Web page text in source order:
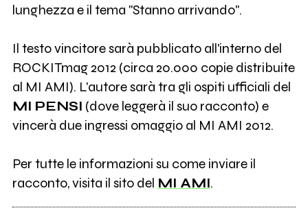
lunghezza e il tema "Stanno arrivando".
Il testo vincitore sarà pubblicato all'interno del
ROCKITmag 2012 (circa 20.000 copie distribuite
al MI AMI). L'autore sarà tra gli ospiti ufficiali del
MI PENSI (dove leggerà il suo racconto) e
vincerà due ingressi omaggio al MI AMI 2012.
Per tutte le informazioni su come inviare il
racconto, visita il sito del MI AMI.